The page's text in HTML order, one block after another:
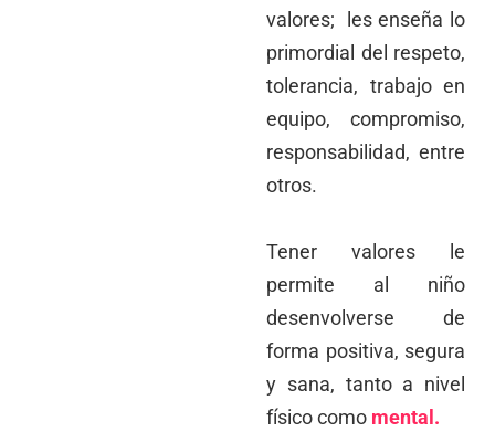
valores; les enseña lo
primordial del respeto,
tolerancia, trabajo en
equipo, compromiso,
responsabilidad, entre
otros.
Tener valores le
permite al niño
desenvolverse de
forma positiva, segura
y sana, tanto a nivel
físico como mental.